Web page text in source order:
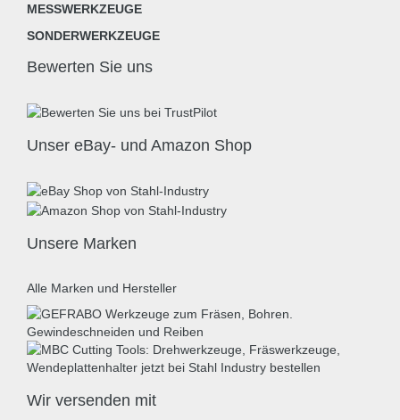
MESSWERKZEUGE
SONDERWERKZEUGE
Bewerten Sie uns
Unser eBay- und Amazon Shop
Unsere Marken
Alle Marken und Hersteller
Wir versenden mit